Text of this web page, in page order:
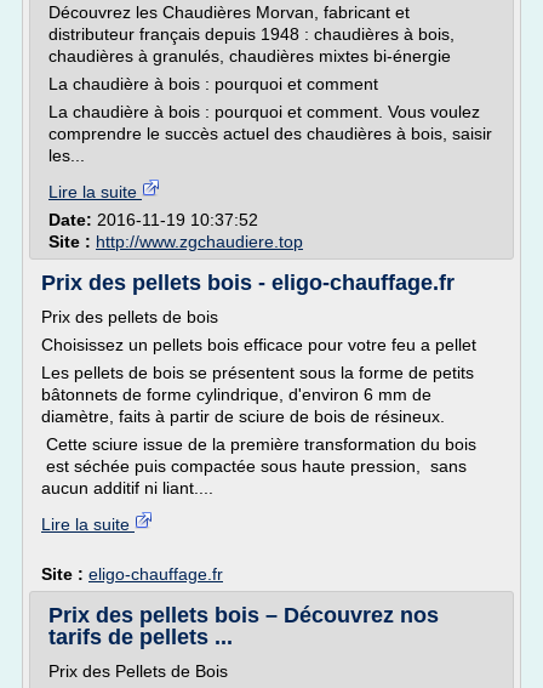
Découvrez les Chaudières Morvan, fabricant et
distributeur français depuis 1948 : chaudières à bois,
chaudières à granulés, chaudières mixtes bi-énergie
La chaudière à bois : pourquoi et comment
La chaudière à bois : pourquoi et comment. Vous voulez
comprendre le succès actuel des chaudières à bois, saisir
les...
Lire la suite
Date: 2016-11-19 10:37:52
Site : http://www.zgchaudiere.top
Prix des pellets bois - eligo-chauffage.fr
Prix des pellets de bois
Choisissez un pellets bois efficace pour votre feu a pellet
Les pellets de bois se présentent sous la forme de petits
bâtonnets de forme cylindrique, d'environ 6 mm de
diamètre, faits à partir de sciure de bois de résineux.
Cette sciure issue de la première transformation du bois
est séchée puis compactée sous haute pression, sans
aucun additif ni liant....
Lire la suite
Site : eligo-chauffage.fr
Prix des pellets bois – Découvrez nos
tarifs de pellets ...
Prix des Pellets de Bois